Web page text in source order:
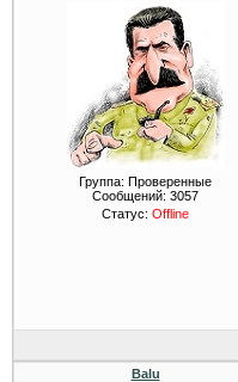
Группа: Проверенные
Сообщений: 3057
Статус: Offline
Balu